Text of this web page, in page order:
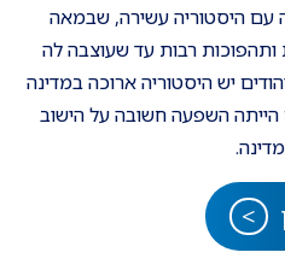
עם היסטוריה עשירה, שבמאה
רבות עד שעוצבה לה
יש היסטוריה ארוכה במדינה
הייתה השפעה חשובה על הישוב